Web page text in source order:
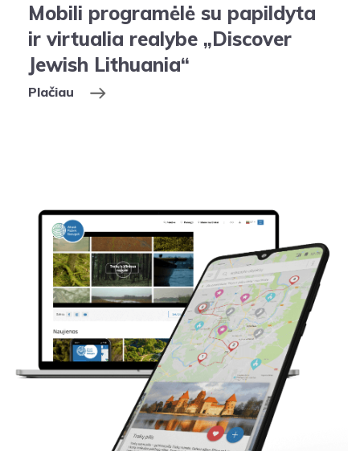
Mobili programėlė su papildyta
ir virtualia realybe „Discover
Jewish Lithuania“
Plačiau